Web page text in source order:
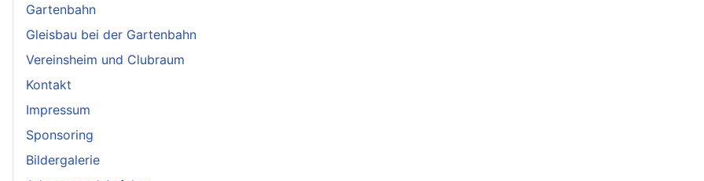
Gartenbahn
Gleisbau bei der Gartenbahn
Vereinsheim und Clubraum
Kontakt
Impressum
Sponsoring
Bildergalerie